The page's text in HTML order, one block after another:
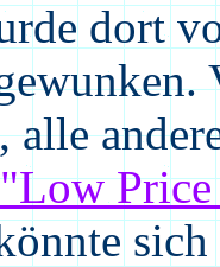
dort
alle
"Low